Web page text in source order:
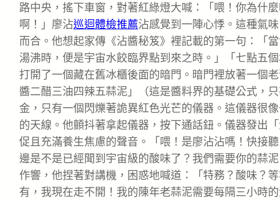
路中央，搖下車窗，對著紅綠燈大喊：「喂！你為什
啊！」廖沾巡迴體檢推薦沾感覺到一陣心悸。這種氣
而合。他想起家傳《沾醬秘笈》裡記載的第一句：「
湯沸時，便是宇宙水餃臨界點到來之時。」「七點五
打開了一個藏在舊冰櫃後面的暗門。暗門裡放著一個
醬二醋三油四辣五蒜泥」（這是醬料界的基礎公式，
金，只有一個閃爍著詭異紅色光芒的儀器。這儀器很
的天線。他顫抖著拿起儀器，按下通話鈕。儀器發出
促且充滿養生焦慮的聲音。「喂！是廖沾沾嗎！快接
邊是不是已經聞到宇宙級的酸味了？我們需要你的蒜
作響，他捏著對講機，困惑地喊道：「特務？酸味？
有，我現在走不開！我的陳年老蒜泥需要每隔三小時